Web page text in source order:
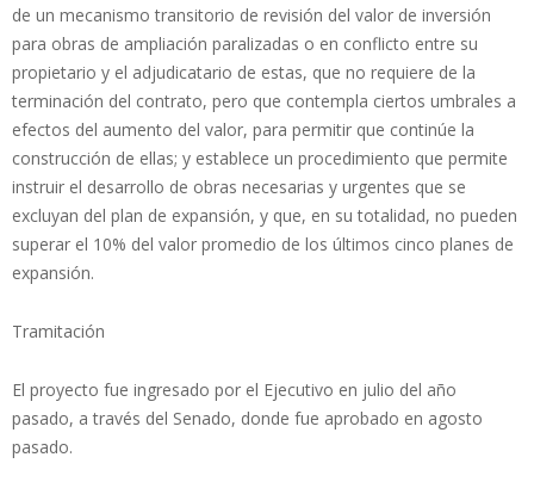
de un mecanismo transitorio de revisión del valor de inversión
para obras de ampliación paralizadas o en conflicto entre su
propietario y el adjudicatario de estas, que no requiere de la
terminación del contrato, pero que contempla ciertos umbrales a
efectos del aumento del valor, para permitir que continúe la
construcción de ellas; y establece un procedimiento que permite
instruir el desarrollo de obras necesarias y urgentes que se
excluyan del plan de expansión, y que, en su totalidad, no pueden
superar el 10% del valor promedio de los últimos cinco planes de
expansión.
Tramitación
El proyecto fue ingresado por el Ejecutivo en julio del año
pasado, a través del Senado, donde fue aprobado en agosto
pasado.